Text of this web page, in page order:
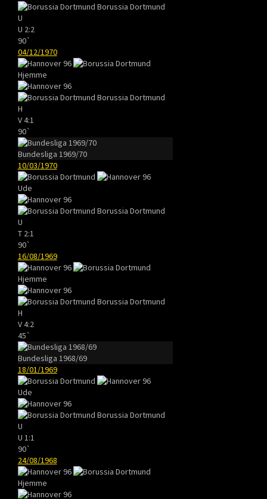
Borussia Dortmund
U
U 2:2
90`
04/12/1970
Hjemme
Borussia Dortmund
H
V4:1
90`
Bundesliga 1969/70
10/03/1970
Ude
Borussia Dortmund
U
T 2:1
90`
16/08/1969
Hjemme
Borussia Dortmund
H
V4:2
45`
Bundesliga 1968/69
18/01/1969
Ude
Borussia Dortmund
U
U 1:1
90`
24/08/1968
Hjemme